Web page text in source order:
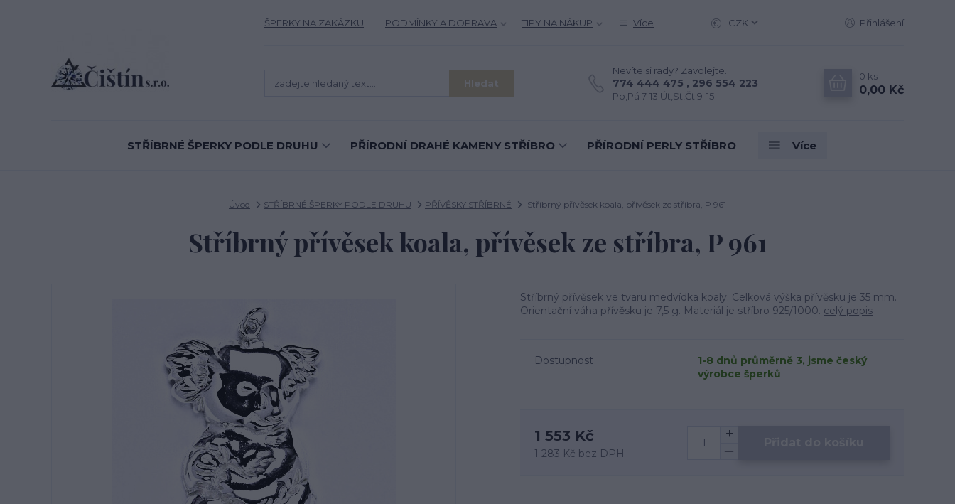
ŠPERKY NA ZAKÁZKU PODMÍNKY A DOPRAVA TIPY NA NÁKUP Více CZK Přihlášení
Hledat
Nevíte si rady? Zavolejte.
774 444 475 , 296 554 223
Po,Pá 7-13 Út,St,Čt 9-15
0 ks
0,00 Kč
STŘÍBRNÉ ŠPERKY PODLE DRUHU PŘÍRODNÍ DRAHÉ KAMENY STŘÍBRO PŘÍRODNÍ PERLY STŘÍBRO Více
Úvod STŘÍBRNÉ ŠPERKY PODLE DRUHU PŘÍVĚSKY STŘÍBRNÉ Stříbrný přívěsek koala, přívěsek ze stříbra, P 961
Stříbrný přívěsek koala, přívěsek ze stříbra, P 961
Stříbrný přívěsek ve tvaru medvídka koaly. Celková výška přívěsku je 35 mm.
Orientační váha přívěsku je 7,5 g. Materiál je stříbro 925/1000. celý popis
Dostupnost
1-8 dnů průměrně 3, jsme český
výrobce šperků
1 553 Kč
1 283 Kč bez DPH